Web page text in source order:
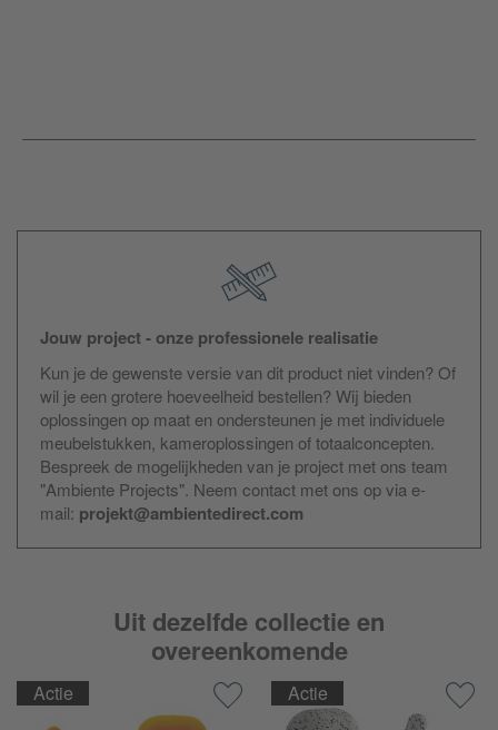
Jouw project - onze professionele realisatie
Kun je de gewenste versie van dit product niet vinden? Of
wil je een grotere hoeveelheid bestellen? Wij bieden
oplossingen op maat en ondersteunen je met individuele
meubelstukken, kameroplossingen of totaalconcepten.
Bespreek de mogelijkheden van je project met ons team
"Ambiente Projects". Neem contact met ons op via e-
mail: projekt@ambientedirect.com
Uit dezelfde collectie en
overeenkomende
Actie Actie